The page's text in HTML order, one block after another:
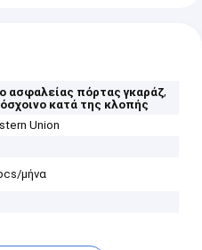
ασφαλείας πόρτας γκαράζ,
κατά της κλοπής
Union
μήνα